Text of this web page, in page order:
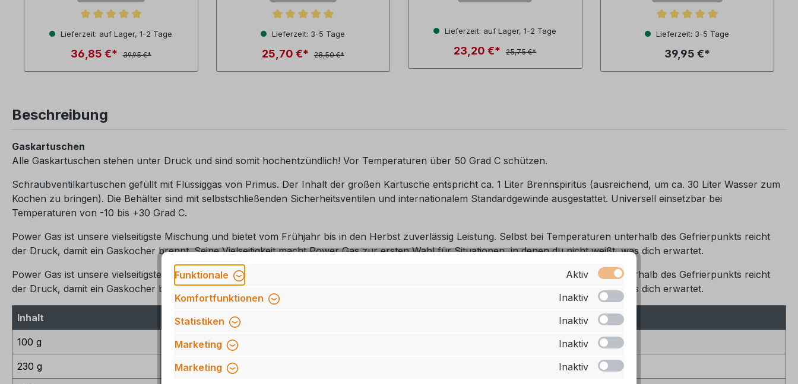
Durchschnittliche Bewertung von 5 von 5 Sternen
Lieferzeit: auf Lager, 1-2 Tage
36,85 €* 39,95 €*
Durchschnittliche Bewertung von 5 von 5 Sternen
Lieferzeit: 3-5 Tage
25,70 €* 28,50 €*
Lieferzeit: auf Lager, 1-2 Tage
23,20 €* 25,75 €*
Durchschnittliche Bewertung von 5 von
Lieferzeit: 3-5 Tage
39,95 €*
Beschreibung
Gaskartuschen
Alle Gaskartuschen stehen unter Druck und sind somit hochentzündlich! Vor Temperaturen über 50 Grad C schützen.
Schraubventilkartuschen gefüllt mit Flüssiggas von Primus. Der Inhalt der großen Kartusche entspricht ca. 1 Liter Brennspiritus (ausreichend, um ca. 30 Liter Wasser zum
Kochen zu bringen). Die Behälter sind mit selbstschließenden Sicherheitsventilen und internationalem Standardgewinde ausgestattet. Universell einsetzbar bei
Temperaturen von -10 bis +30 Grad C.
Power Gas ist unsere vielseitigste Mischung und bietet vom Frühjahr bis in den Herbst zuverlässig Leistung. Selbst bei Temperaturen unterhalb des Gefrierpunkts reicht
der Druck, damit ein Gaskocher brennt. Seine Vielseitigkeit macht Power Gas zur ersten Wahl für Situationen, in denen du nicht weißt, was dich erwartet.
Power Gas ist unsere vielseitigste Mischung und bietet vom Frühjahr bis in den Herbst zuverlässig Leistung. Selbst bei Temperaturen unterhalb des Gefrierpunkts reicht
der Druck, damit ein Gaskocher brennt. Seine Vielseitigkeit macht Power Gas zur ersten Wahl für Situationen, in denen du nicht weißt, was dich erwartet.
Inhalt Gewicht
100 g 198 g
230 g 390 g
Funktionale
Aktiv
Komfortfunktionen
Inaktiv
Statistiken
Inaktiv
Marketing
Inaktiv
Marketing
Inaktiv